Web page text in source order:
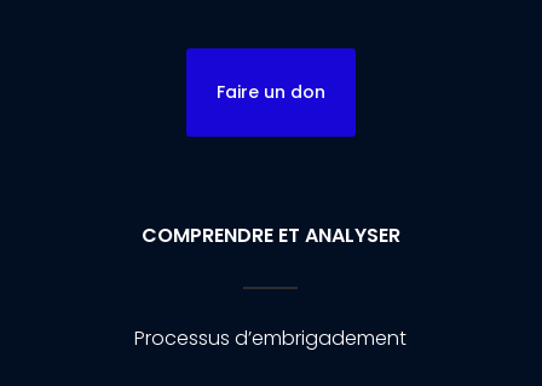
Faire un don
COMPRENDRE ET ANALYSER
Processus d’embrigadement